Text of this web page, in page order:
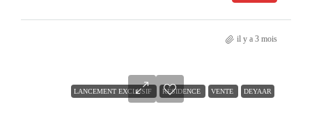
il y a 3 mois
LANCEMENT EXCLUSIF RÉSIDENCE VENTE DEYAAR